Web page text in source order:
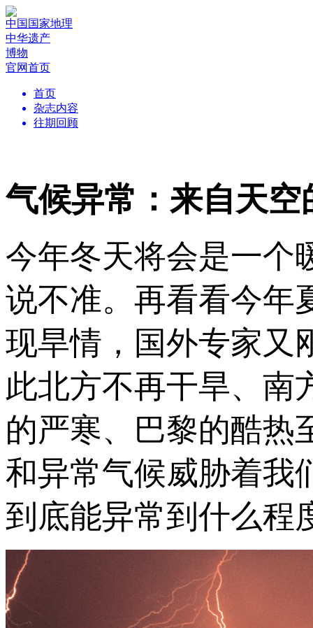
中国国家地理
中华遗产
博物
官网首页
首页
杂志内容
往期回顾
气候异常：来自天空
今年冬天将会是一个
说不准。再看看今年
现旱情，国外专家又
此北方不再干旱、南
的严寒、巴黎的酷热
和异常气候威胁着我
到底能异常到什么程